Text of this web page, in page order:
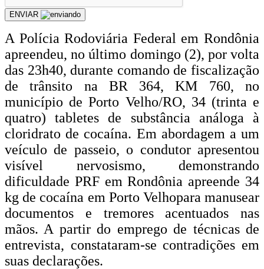
ENVIAR
A Polícia Rodoviária Federal em Rondônia
apreendeu, no último domingo (2), por volta
das 23h40, durante comando de fiscalização
de trânsito na BR 364, KM 760, no
município de Porto Velho/RO, 34 (trinta e
quatro) tabletes de substância análoga à
cloridrato de cocaína. Em abordagem a um
veículo de passeio, o condutor apresentou
visível nervosismo, demonstrando
dificuldade PRF em Rondônia apreende 34
kg de cocaína em Porto Velhopara manusear
documentos e tremores acentuados nas
mãos. A partir do emprego de técnicas de
entrevista, constataram-se contradições em
suas declarações.